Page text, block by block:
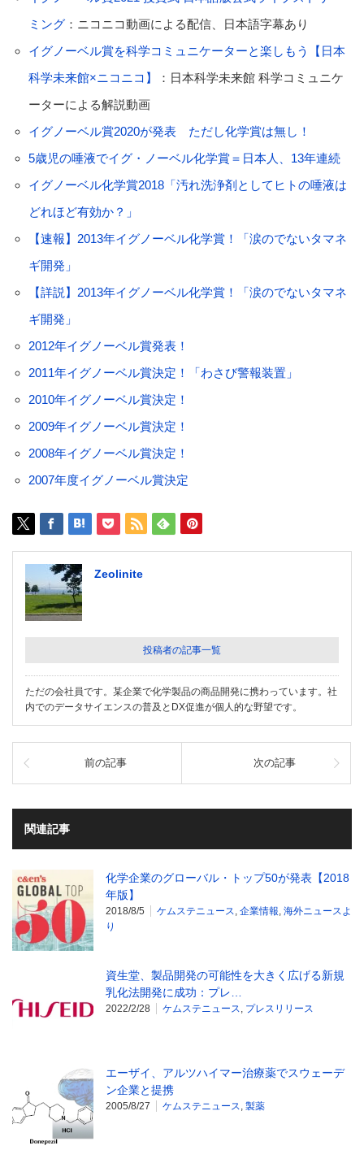
ミング：ニコニコ動画による配信、日本語字幕あり
イグノーベル賞を科学コミュニケーターと楽しもう【日本
科学未来館×ニコニコ】
：日本科学未来館 科学コミュニケ
ーターによる解説動画
イグノーベル賞2020が発表 ただし化学賞は無し！
5歳児の唾液でイグ・ノーベル化学賞＝日本人、13年連続
イグノーベル化学賞2018「汚れ洗浄剤としてヒトの唾液は
どれほど有効か？」
【速報】2013年イグノーベル化学賞！「涙のでないタマネ
ギ開発」
【詳説】2013年イグノーベル化学賞！「涙のでないタマネ
ギ開発」
2012年イグノーベル賞発表！
2011年イグノーベル賞決定！「わさび警報装置」
2010年イグノーベル賞決定！
2009年イグノーベル賞決定！
2008年イグノーベル賞決定！
2007年度イグノーベル賞決定
Zeolinite
投稿者の記事一覧
ただの会社員です。某企業で化学製品の商品開発に携わっています。社
内でのデータサイエンスの普及とDX促進が個人的な野望です。
前の記事 次の記事
関連記事
化学企業のグローバル・トップ50が発表【2018
年版】
2018/8/5 ケムステニュース, 企業情報, 海外ニュースよ
り
資生堂、製品開発の可能性を大きく広げる新規
乳化法開発に成功：プレ…
2022/2/28 ケムステニュース, プレスリリース
エーザイ、アルツハイマー治療薬でスウェーデ
ン企業と提携
2005/8/27 ケムステニュース, 製薬